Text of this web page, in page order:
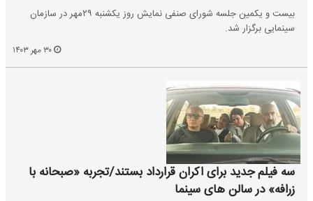
بیست و یکمین جلسه شورای صنفی نمایش روز یکشنبه ۲۹مهر در سازمان
سینمایی برگزار شد.
سه فیلم جدید برای اکران قرارداد بستند/تجربه «صبحانه با
زرافه» در سالن های سینما